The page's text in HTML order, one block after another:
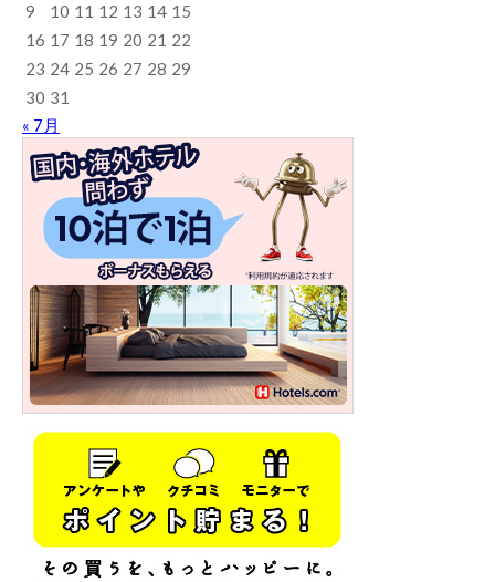
9
10 11 12 13 14 15
16 17 18 19 20 21 22
23 24 25 26 27 28 29
30 31
« 7月